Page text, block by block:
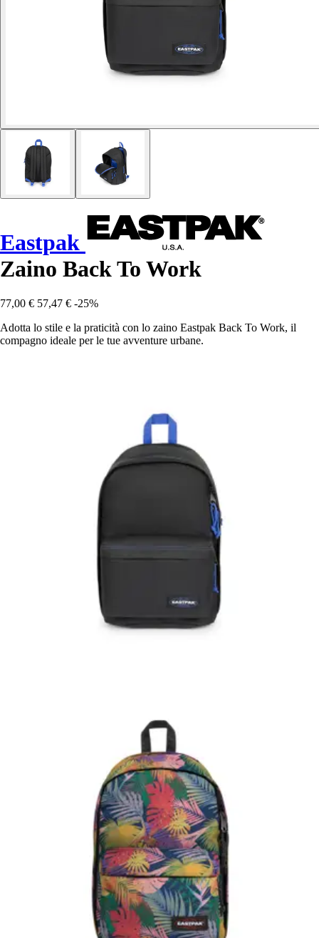
Eastpak
Zaino Back To Work
77,00 € 57,47 € -25%
Adotta lo stile e la praticità con lo zaino Eastpak Back To Work, il
compagno ideale per le tue avventure urbane.